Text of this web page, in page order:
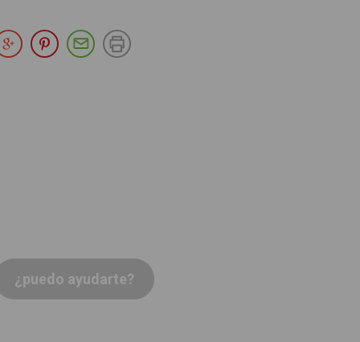
en Facebook
Compartir en Twitter
Compartir en Google Plus
Compartir en Pinterest
Compartir por E-mail
¿puedo ayudarte?